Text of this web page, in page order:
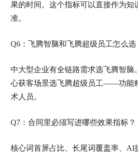
果的时间。这个指标可以直接作为知
准。
Q6：飞腾智脑和飞腾超级员工怎么选
中大型企业有全链路需求选飞腾智脑
心获客场景选飞腾超级员工——功能
术人员。
Q7：合同里必须写进哪些效果指标？
核心词首屏占比、长尾词覆盖率、AI